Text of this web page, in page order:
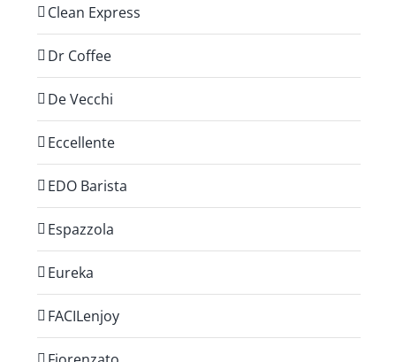
Clean Express
Dr Coffee
De Vecchi
Eccellente
EDO Barista
Espazzola
Eureka
FACILenjoy